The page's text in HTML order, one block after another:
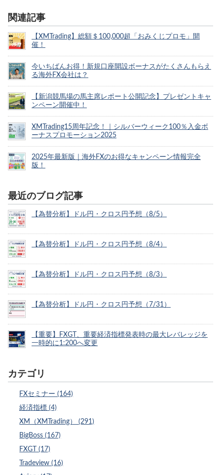
関連記事
【XMTrading】総額＄100,000超「おみくじプロモ」開
催！
今いちばんお得！新規口座開設ボーナスがたくさんもらえ
る海外FX会社は？
【新潟競馬場の馬主席レポート公開記念】プレゼントキャ
ンペーン開催中！
XMTrading15周年記念！｜シルバーウィーク100％入金ボ
ーナスプロモーション2025
2025年最新版｜海外FXのお得なキャンペーン情報完全
版！
最近のブログ記事
【為替分析】ドル円・クロス円予想（8/5）
【為替分析】ドル円・クロス円予想（8/4）
【為替分析】ドル円・クロス円予想（8/3）
【為替分析】ドル円・クロス円予想（7/31）
【重要】FXGT、重要経済指標発表時の最大レバレッジを
一時的に1:200へ変更
カテゴリ
FXセミナー (164)
経済指標 (4)
XM（XMTrading） (291)
BigBoss (167)
FXGT (17)
Tradeview (16)